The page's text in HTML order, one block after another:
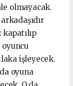
olmayacak.
oyuncu
işleyecek.
oyuna